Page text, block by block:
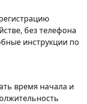
без телефона
инструкции по
время начала и